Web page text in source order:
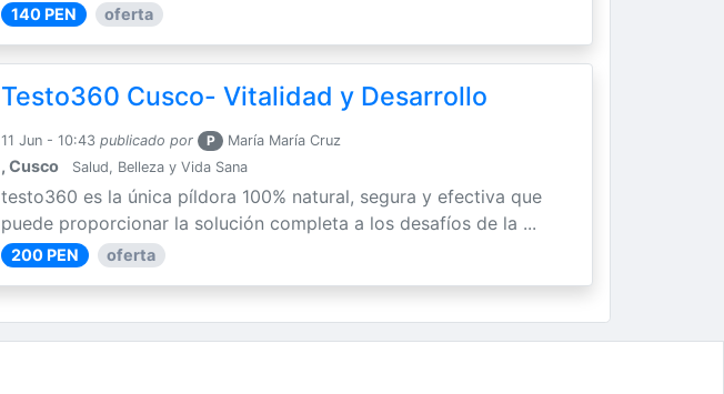
140 PEN oferta
Testo360 Cusco- Vitalidad y Desarrollo
11 Jun - 10:43 publicado por P María María Cruz
, Cusco Salud, Belleza y Vida Sana
testo360 es la única píldora 100% natural, segura y efectiva que
puede proporcionar la solución completa a los desafíos de la ...
200 PEN oferta